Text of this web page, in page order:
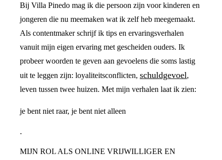
Bij Villa Pinedo mag ik die persoon zijn voor kinderen en
jongeren die nu meemaken wat ik zelf heb meegemaakt.
Als contentmaker schrijf ik tips en ervaringsverhalen
vanuit mijn eigen ervaring met gescheiden ouders. Ik
probeer woorden te geven aan gevoelens die soms lastig
uit te leggen zijn: loyaliteitsconflicten, schuldgevoel,
leven tussen twee huizen. Met mijn verhalen laat ik zien:
je bent niet raar, je bent niet alleen
.
MIJN ROL ALS ONLINE VRIJWILLIGER EN